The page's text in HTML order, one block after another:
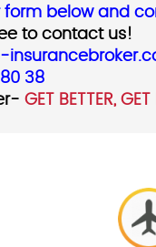
form below and
to contact us!
38
GET BETTER, GET